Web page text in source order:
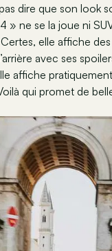
dire que son look
ne se la joue ni
elle affiche
avec ses
affiche
qui promet de